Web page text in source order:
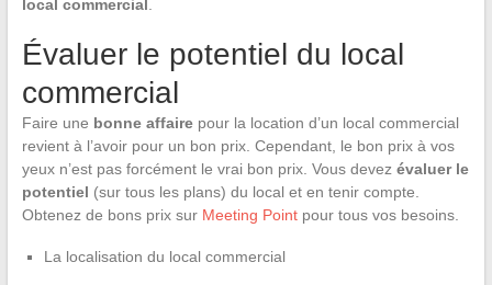
local commercial
Évaluer le potentiel du local
commercial
Faire une bonne affairepour la location d’un local commercial
revient à l’avoir pour un bon prix. Cependant, le bon prix à vos
yeux n’est pas forcément le vrai bon prix. Vous devez évaluer le
potentiel (sur tous les plans) du local et en tenir compte.
Obtenez de bons prix sur Meeting Pointpour tous vos besoins.
La localisation du local commercial